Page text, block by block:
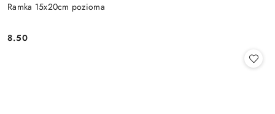
Ramka 15x20cm pozioma
Cena:
8.50